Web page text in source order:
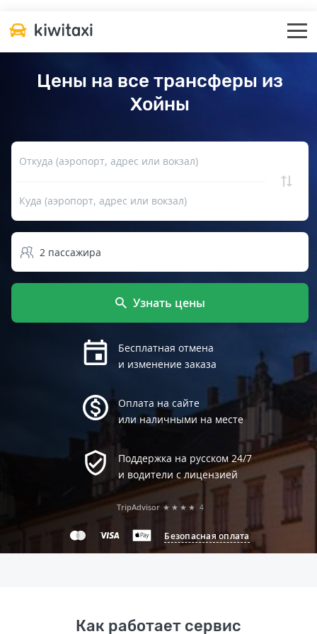
Цены на все трансферы из
Хойны
Откуда (аэропорт, адрес или вокзал)
Куда (аэропорт, адрес или вокзал)
2 пассажира
Узнать цены
Бесплатная отмена
и изменение заказа
Оплата на сайте
или наличными на месте
Поддержка на русском 24/7
и водители с лицензией
Безопасная оплата
TripAdvisor ★★★★ 4
Как работает сервис